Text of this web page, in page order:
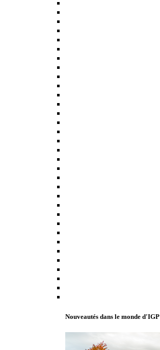
Nouveautés dans le monde d'IGP